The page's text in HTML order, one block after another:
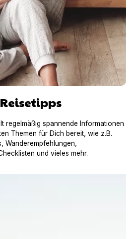
regelmäßig spannende Informationen
Themen für Dich bereit, wie z.B.
Wanderempfehlungen,
und vieles mehr.
– ein Traum zu jeder